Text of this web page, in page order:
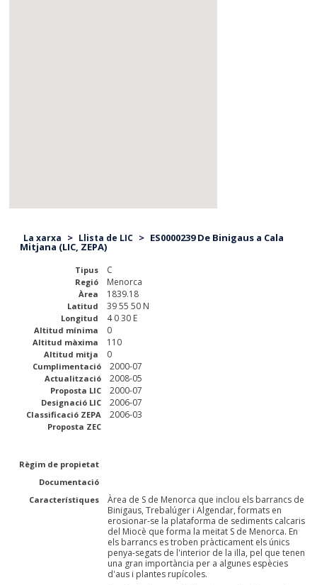
La xarxa > Llista de LIC > ES0000239 De Binigaus a Cala
Mitjana (LIC, ZEPA)
Tipus C
Regió Menorca
Àrea 1839.18
Latitud 39 55 50 N
Longitud 4 0 30 E
Altitud mínima 0
Altitud màxima 110
Altitud mitja 0
Cumplimentació 2000-07
Actualització 2008-05
Proposta LIC 2000-07
Designació LIC 2006-07
Classificació ZEPA 2006-03
Proposta ZEC
Règim de propietat
Documentació
Característiques
Àrea de S de Menorca que inclou els barrancs de
Binigaus, Trebalúger i Algendar, formats en
erosionar-se la plataforma de sediments calcaris
del Miocè que forma la meitat S de Menorca. En
els barrancs es troben pràcticament els únics
penya-segats de l'interior de la illa, pel que tenen
una gran importància per a algunes espècies
d'aus i plantes rupícoles.